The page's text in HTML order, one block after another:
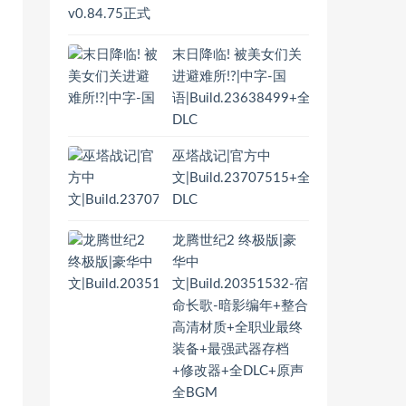
末日降临! 被美女们关
进避难所!?|中字-国
语|Build.23638499+全
DLC
巫塔战记|官方中
文|Build.23707515+全
DLC
龙腾世纪2 终极版|豪
华中
文|Build.20351532-宿
命长歌-暗影编年+整合
高清材质+全职业最终
装备+最强武器存档
+修改器+全DLC+原声
全BGM